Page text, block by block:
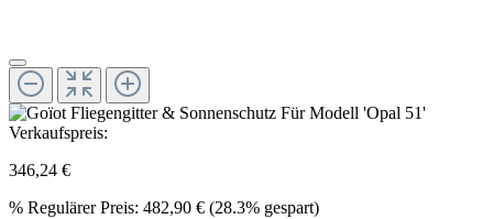
Verkaufspreis:
346,24 €
% Regulärer Preis: 482,90 € (28.3% gespart)